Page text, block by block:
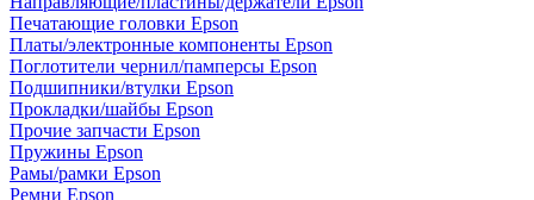
Печатающие головки Epson
Платы/электронные компоненты Epson
Поглотители чернил/памперсы Epson
Подшипники/втулки Epson
Прокладки/шайбы Epson
Прочие запчасти Epson
Пружины Epson
Рамы/рамки Epson
Ремни Epson